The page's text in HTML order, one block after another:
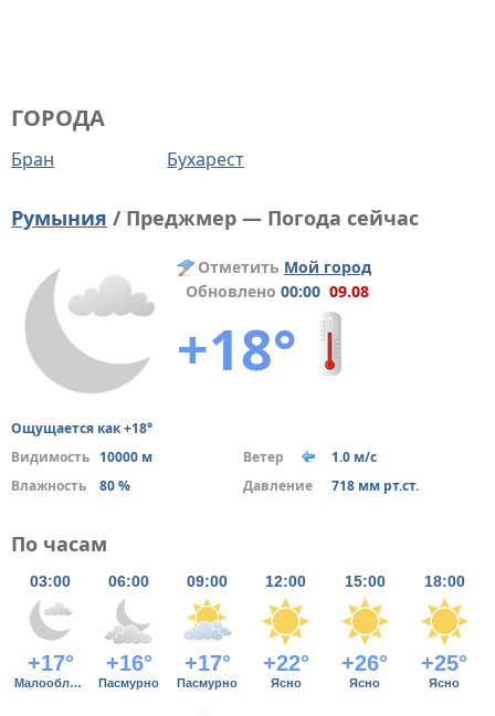
ГОРОДА
Бран Бухарест
Румыния / Преджмер — Погода сейчас
Отметить Мой город
Обновлено 00:00 09.08
+18°
Ощущается как +18°
Видимость 10000 м Ветер
1.0 м/с
Влажность
80 % Давление 718 мм рт.ст.
По часам
03:00 06:00 09:00 12:00 15:00 18:00
+17° +16° +17° +22° +26° +25°
Малооблачно Пасмурно Пасмурно Ясно Ясно Ясно